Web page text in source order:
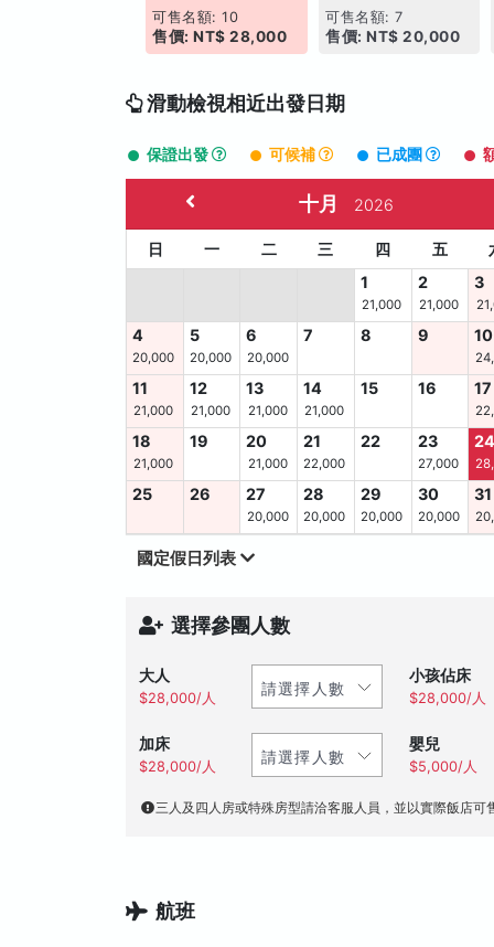
可售名額: 10
售價: NT$ 28,000
可售名額: 7
售價: NT$ 20,000
滑動檢視相近出發日期
保證出發 可候補 已成團
十月 2026
日 一 二 三 四 五
1
21,000
2
21,000
3
4
20,000
5
20,000
6
20,000
7 8 9 10
11
21,000
12
21,000
13
21,000
14
21,000
15 16 17
18
21,000
19 20
21,000
21
22,000
22 23
27,000
25 26 27
20,000
28
20,000
29
20,000
30
20,000
31
國定假日列表
選擇參團人數
大人
$28,000/人
小孩佔床
$28,000/人
加床
$28,000/人
嬰兒
$5,000/人
三人及四人房或特殊房型請洽客服人員，並以實際飯店可
航班